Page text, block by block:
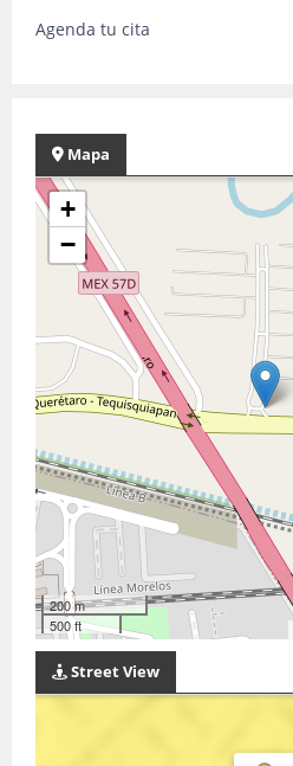
Agenda tu cita
Mapa
+
−
200 m
500 ft
Street View